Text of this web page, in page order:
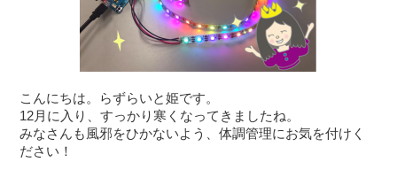
こんにちは。らずらいと姫です。
12月に入り、すっかり寒くなってきましたね。
みなさんも風邪をひかないよう、体調管理にお気を付けく
ださい！